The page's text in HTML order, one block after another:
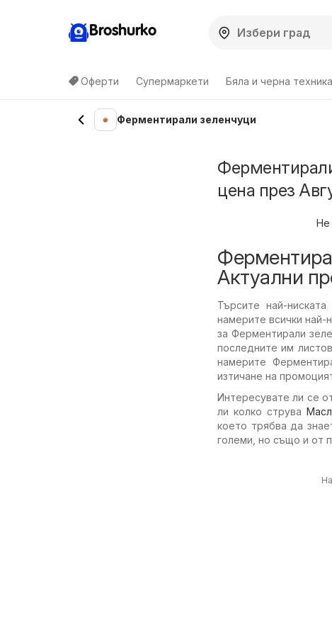
Broshurko
Оферти Супермаркети Бяла и черна техника
Ферментирали зеленчуци
цена през
Не
Актуални
Търсите най-
намерите всички
за Ферментирали
последните им
намерите
изтичане на
Интересувате ли се
ли колко струва
което трябва да
големи, но също и от